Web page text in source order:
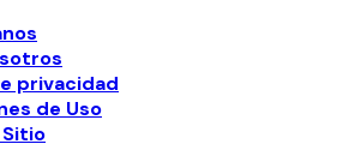
privacidad
de Uso